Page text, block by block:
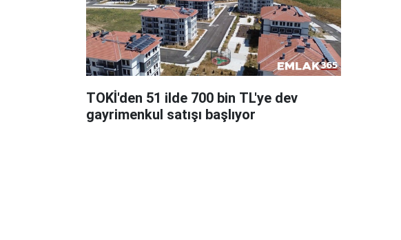
TOKİ'den 51 ilde 700 bin TL'ye dev
gayrimenkul satışı başlıyor